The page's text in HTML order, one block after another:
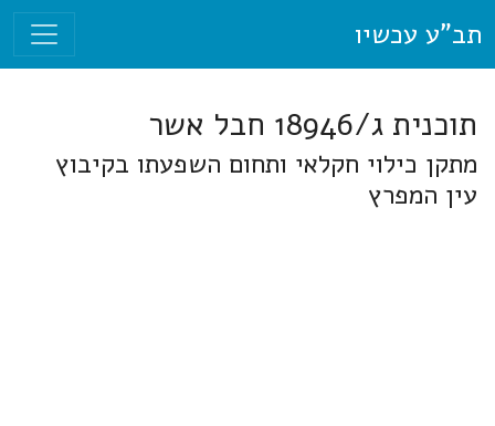
תב"ע עכשיו
תוכנית ג/18946 חבל אשר
מתקן כילוי חקלאי ותחום השפעתו בקיבוץ
עין המפרץ